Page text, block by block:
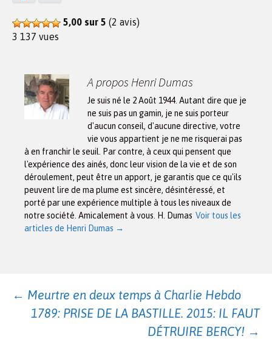
5,00 sur 5 (2 avis)
3 137 vues
A propos Henri Dumas
Je suis né le 2 Août 1944. Autant dire que je
ne suis pas un gamin, je ne suis porteur
d'aucun conseil, d'aucune directive, votre
vie vous appartient je ne me risquerai pas
à en franchir le seuil. Par contre, à ceux qui pensent que
l'expérience des ainés, donc leur vision de la vie et de son
déroulement, peut être un apport, je garantis que ce qu'ils
peuvent lire de ma plume est sincère, désintéressé, et
porté par une expérience multiple à tous les niveaux de
notre société. Amicalement à vous. H. Dumas Voir tous les
articles de Henri Dumas →
Navigation
← Meurtre en deux temps à Charlie Hebdo
1789: PRISE DE LA BASTILLE. 2015: IL FAUT
DÉTRUIRE BERCY! →